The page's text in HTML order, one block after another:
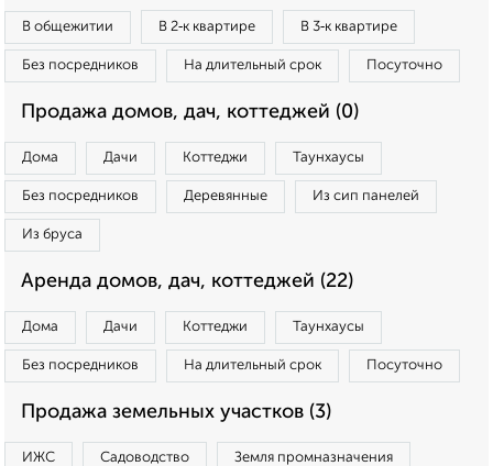
В общежитии В 2‑к квартире В 3‑к квартире
Без посредников На длительный срок Посуточно
Продажа домов, дач, коттеджей (0)
Дома Дачи Коттеджи Таунхаусы
Без посредников Деревянные Из сип панелей
Из бруса
Аренда домов, дач, коттеджей (22)
Дома Дачи Коттеджи Таунхаусы
Без посредников На длительный срок Посуточно
Продажа земельных участков (3)
ИЖС Садоводство Земля промназначения